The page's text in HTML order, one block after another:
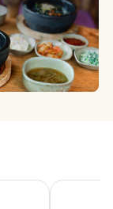
ชิลลาโมโ